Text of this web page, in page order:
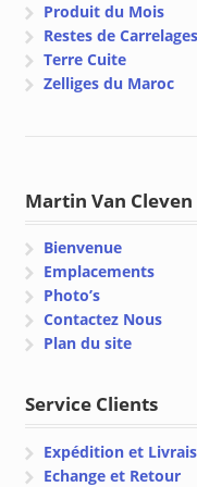
Produit du Mois
Restes de
Terre Cuite
Zelliges du Maroc
Martin Van Cleven
Bienvenue
Emplacements
Photo’s
Contactez Nous
Plan du site
Service Clients
Expédition et
Echange et Retour